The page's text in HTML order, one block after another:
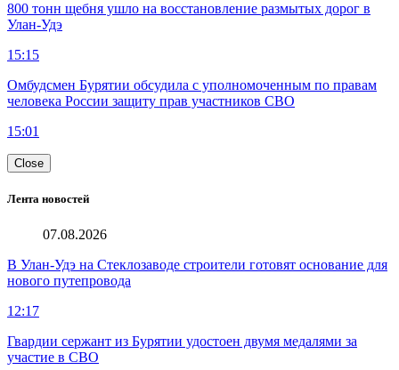
800 тонн щебня ушло на восстановление размытых дорог в
Улан-Удэ
15:15
Омбудсмен Бурятии обсудила с уполномоченным по правам
человека России защиту прав участников СВО
15:01
Close
Лента новостей
07.08.2026
В Улан-Удэ на Стеклозаводе строители готовят основание для
нового путепровода
12:17
Гвардии сержант из Бурятии удостоен двумя медалями за
участие в СВО